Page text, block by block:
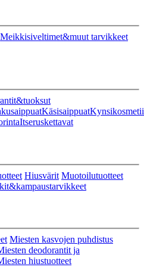
Meikkisiveltimet&muut tarvikkeet
Käsisaippuat
Itseruskettavat
Hiusvärit Muotoilutuotteet
Miesten kasvojen puhdistus
deodorantit ja
hiustuotteet